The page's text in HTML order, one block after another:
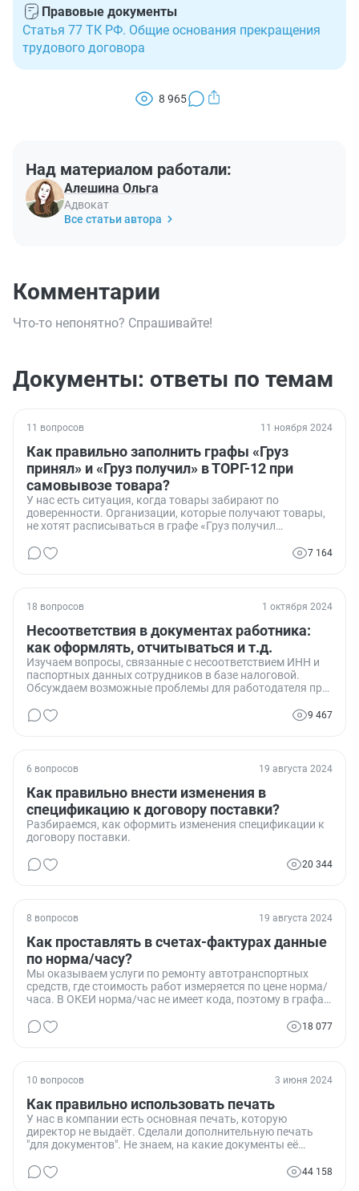
Правовые документы
Статья 77 ТК РФ. Общие основания прекращения
трудового договора
8 965
Над материалом работали:
Алешина Ольга
Адвокат
Все статьи автора
Комментарии
Что-то непонятно? Спрашивайте!
Документы: ответы по темам
11 вопросов 11 ноября 2024
Как правильно заполнить графы «Груз
принял» и «Груз получил» в ТОРГ-12 при
самовывозе товара?
У нас есть ситуация, когда товары забирают по
доверенности. Организации, которые получают товары,
не хотят расписываться в графе «Груз получил
их кладовщик на складе. Мы считаем, что если у них есть
7 164
18 вопросов 1 октября 2024
Несоответствия в документах работника:
как оформлять, отчитываться и т.д.
Изучаем вопросы, связанные с несоответствием ИНН и
паспортных данных сотрудников в базе налоговой.
Обсуждаем возможные проблемы для работодателя при
9 467
6 вопросов 19 августа 2024
Как правильно внести изменения в
спецификацию к договору поставки?
Разбираемся, как оформить изменения спецификации к
договору поставки.
20 344
8 вопросов 19 августа 2024
Как проставлять в счетах-фактурах данные
по норма/часу?
Мы оказываем услуги по ремонту автотранспортных
средств, где стоимость работ измеряется по цене норма/
часа. В ОКЕИ норма/час не имеет кода, поэтому в графах
Один из наших контрагентов требует изменить данные в
18 077
10 вопросов 3 июня 2024
Как правильно использовать печать
У нас в компании есть основная печать, которую
директор не выдаёт. Сделали дополнительную печать
"для документов". Не знаем, на какие документы её
указывал, где можно и нельзя использовать эту печать.
44 158